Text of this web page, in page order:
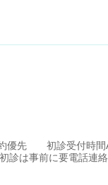
先 初診受付時間
は事前に要電話連絡